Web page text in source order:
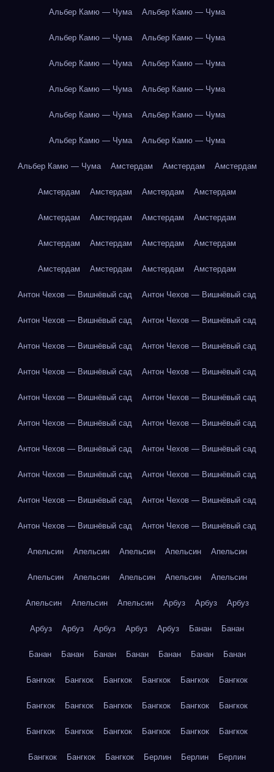
Альбер Камю — Чума Альбер Камю — Чума
Альбер Камю — Чума Альбер Камю — Чума
Альбер Камю — Чума Альбер Камю — Чума
Альбер Камю — Чума Альбер Камю — Чума
Альбер Камю — Чума Альбер Камю — Чума
Альбер Камю — Чума Альбер Камю — Чума
Альбер Камю — Чума Амстердам Амстердам Амстердам
Амстердам Амстердам Амстердам Амстердам
Амстердам Амстердам Амстердам Амстердам
Амстердам Амстердам Амстердам Амстердам
Амстердам Амстердам Амстердам Амстердам
Антон Чехов — Вишнёвый сад Антон Чехов — Вишнёвый сад
Антон Чехов — Вишнёвый сад Антон Чехов — Вишнёвый сад
Антон Чехов — Вишнёвый сад Антон Чехов — Вишнёвый сад
Антон Чехов — Вишнёвый сад Антон Чехов — Вишнёвый сад
Антон Чехов — Вишнёвый сад Антон Чехов — Вишнёвый сад
Антон Чехов — Вишнёвый сад Антон Чехов — Вишнёвый сад
Антон Чехов — Вишнёвый сад Антон Чехов — Вишнёвый сад
Антон Чехов — Вишнёвый сад Антон Чехов — Вишнёвый сад
Антон Чехов — Вишнёвый сад Антон Чехов — Вишнёвый сад
Антон Чехов — Вишнёвый сад Антон Чехов — Вишнёвый сад
Апельсин Апельсин Апельсин Апельсин Апельсин
Апельсин Апельсин Апельсин Апельсин Апельсин
Апельсин Апельсин Апельсин Арбуз Арбуз Арбуз
Арбуз Арбуз Арбуз Арбуз Арбуз Банан Банан
Банан Банан Банан Банан Банан Банан Банан
Бангкок Бангкок Бангкок Бангкок Бангкок Бангкок
Бангкок Бангкок Бангкок Бангкок Бангкок Бангкок
Бангкок Бангкок Бангкок Бангкок Бангкок Бангкок
Бангкок Бангкок Бангкок Берлин Берлин Берлин